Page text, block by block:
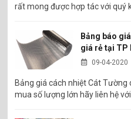
rất mong được hợp tác với quý
Bảng báo
giá rẻ tại TP
09-04-2020
Bảng giá cách nhiệt Cát Tường
mua số lượng lớn hãy liên hệ